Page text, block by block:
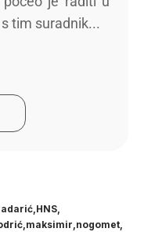
tim suradnik...
HNS
maksimir nogomet